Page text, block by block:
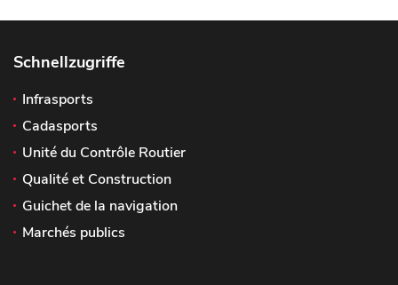
Schnellzugriffe
Infrasports
Cadasports
Unité du Contrôle Routier
Qualité et Construction
Guichet de la navigation
Marchés publics